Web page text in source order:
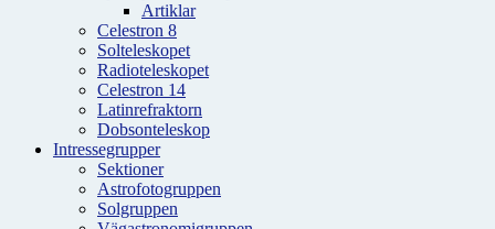
Artiklar
Celestron 8
Solteleskopet
Radioteleskopet
Celestron 14
Latinrefraktorn
Dobsonteleskop
Intressegrupper
Sektioner
Astrofotogruppen
Solgruppen